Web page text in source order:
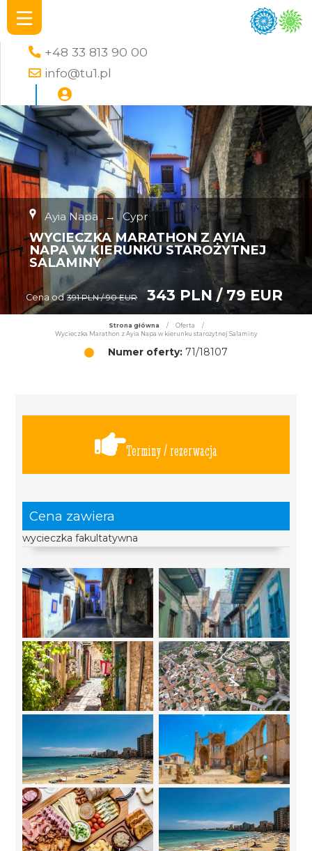
+48 33 813 90 00
info@tu1.pl
Ayia Napa → Cypr
WYCIECZKA MARATHON Z AYIA
NAPA W KIERUNKU STAROŻYTNEJ
SALAMINY
Cena od 391 PLN / 90 EUR 343 PLN / 79 EUR
Strona główna / Oferta
/
Wycieczka Marathon z Ayia Napa w kierunku starożytnej Salaminy
Numer oferty: 71/18107
Terminy / rezerwacja
Cena zawiera
wycieczka fakultatywna